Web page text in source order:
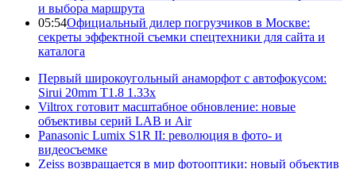
и выбора маршрута
05:54Официальный дилер погрузчиков в Москве:
секреты эффектной съемки спецтехники для сайта и
каталога
Первый широкоугольный анаморфот с автофокусом:
Sirui 20mm T1.8 1.33x
Viltrox готовит масштабное обновление: новые
объективы серий LAB и Air
Panasonic Lumix S1R II: революция в фото- и
видеосъемке
Zeiss возвращается в мир фотооптики: новый объектив